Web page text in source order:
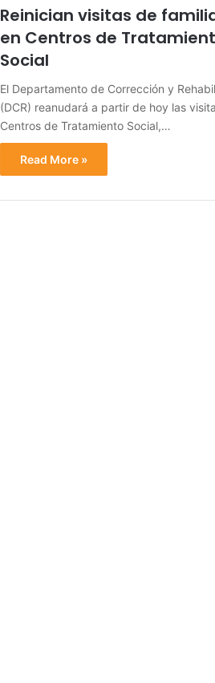
Reinician visitas de
en Centros de
Social
El Departamento de Corrección y
(DCR) reanudará a partir de hoy las
Centros de Tratamiento Social,…
Read More »